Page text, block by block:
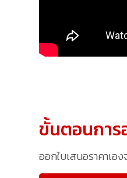
ขั้นตอนการ
ออกใบเสนอราคาเอ